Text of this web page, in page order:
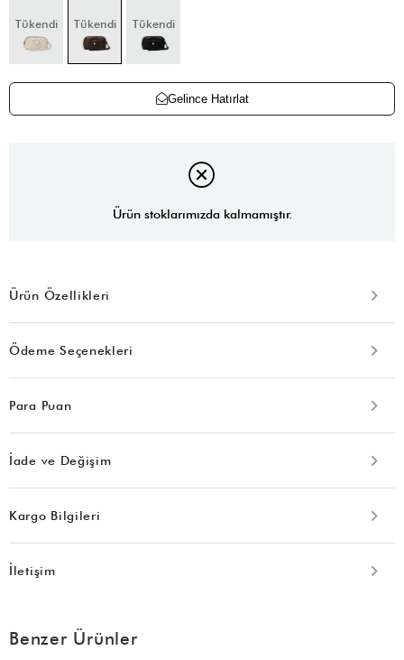
Tükendi Tükendi Tükendi
Gelince Hatırlat
Ürün stoklarımızda kalmamıştır.
Ürün Özellikleri
Ödeme Seçenekleri
Para Puan
İade ve Değişim
Kargo Bilgileri
İletişim
Benzer Ürünler